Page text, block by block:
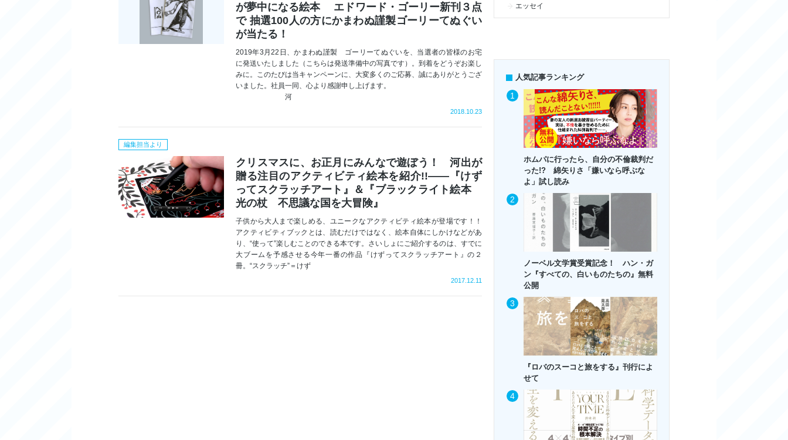
が夢中になる絵本 エドワード・ゴーリー新刊３点
で 抽選100人の方にかまわぬ謹製ゴーリーてぬぐい
が当たる！
2019年3月22日、かまわぬ謹製 ゴーリーてぬぐいを、当選者の皆様のお宅
に発送いたしました（こちらは発送準備中の写真です）。到着をどうぞお楽し
みに。このたびは当キャンペーンに、大変多くのご応募、誠にありがとうござ
いました。社員一同、心より感謝申し上げます。
河
2018.10.23
編集担当より
クリスマスに、お正月にみんなで遊ぼう！ 河出が
贈る注目のアクティビティ絵本を紹介!!――『けず
ってスクラッチアート』＆『ブラックライト絵本
光の杖 不思議な国を大冒険』
子供から大人まで楽しめる、ユニークなアクティビティ絵本が登場です！！
アクティビティブックとは、読むだけではなく、絵本自体にしかけなどがあ
り、“使って”楽しむことのできる本です。さいしょにご紹介するのは、すでに
大ブームを予感させる今年一番の作品『けずってスクラッチアート』の２
冊。“スクラッチ”＝けず
2017.12.11
エッセイ
人気記事ランキング
ホムパに行ったら、自分の不倫裁判だ
った!? 綿矢りさ「嫌いなら呼ぶな
よ」試し読み
ノーベル文学賞受賞記念！ ハン・ガ
ン『すべての、白いものたちの』無料
公開
『ロバのスーコと旅をする』刊行によ
せて